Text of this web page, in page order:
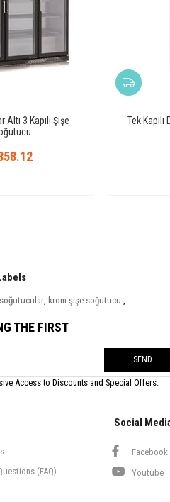
Altı 3 Kapılı Şişe
Tek
, krom şişe soğutucu
THE FIRST
SEND
Access to Discounts and Special Offers.
(FAQ)
Social
Facebook
Youtube